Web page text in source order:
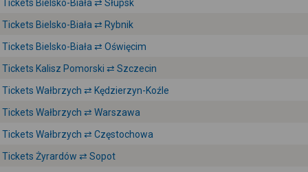
Tickets Bielsko-Biała ⇄ Słupsk
Tickets Bielsko-Biała ⇄ Rybnik
Tickets Bielsko-Biała ⇄ Oświęcim
Tickets Kalisz Pomorski ⇄ Szczecin
Tickets Wałbrzych ⇄ Kędzierzyn-Koźle
Tickets Wałbrzych ⇄ Warszawa
Tickets Wałbrzych ⇄ Częstochowa
Tickets Żyrardów ⇄ Sopot